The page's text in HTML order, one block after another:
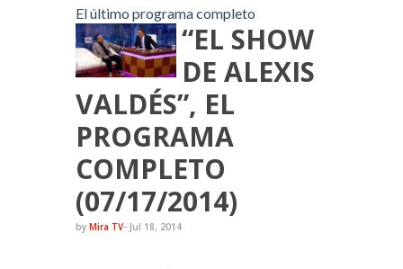
El último programa completo
“EL SHOW
DE ALEXIS
VALDÉS”, EL
PROGRAMA
COMPLETO
(07/17/2014)
by Mira TV- Jul 18, 2014